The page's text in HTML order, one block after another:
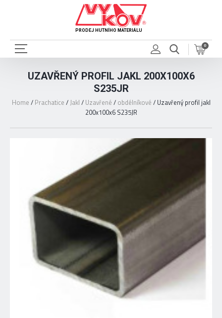
PRODEJ HUTNÍHO MATERIÁLU
0
UZAVŘENÝ PROFIL JAKL 200X100X6
S235JR
Home / Prachatice /Jakl / Uzavřené / obdélníkové / Uzavřený profil jakl
200x100x6 S235JR